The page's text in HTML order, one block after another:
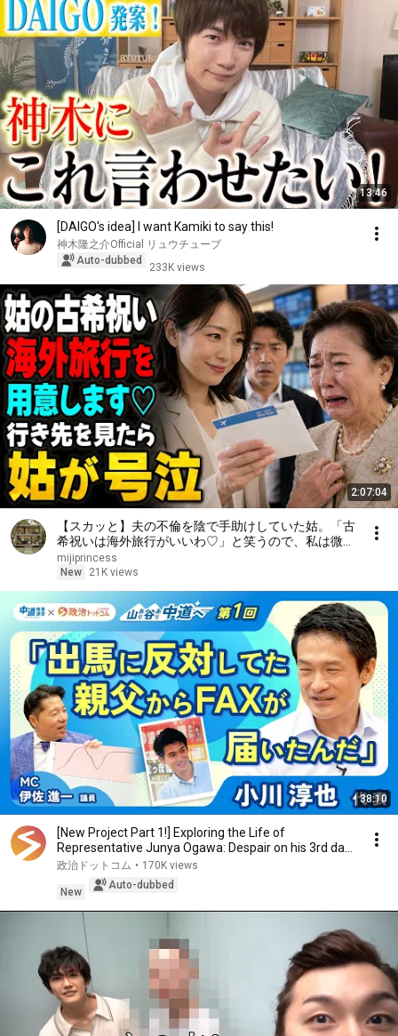
13:46
[DAIGO's idea] I want Kamiki to say this!
神木隆之介Official リュウチューブ
Auto-dubbed
233K views
2:07:04
【スカッと】夫の不倫を陰で手助けしていた姑。「古
希祝いは海外旅行がいいわ♡」と笑うので、私は微笑
んだ。「もちろんご用意します」――行き先を知った
姑は号泣した……。
mijiprincess
New
21K views
38:10
[New Project Part 1!] Exploring the Life of
Representative Junya Ogawa: Despair on his 3rd day
as...
政治ドットコム • 170K views
New
Auto-dubbed